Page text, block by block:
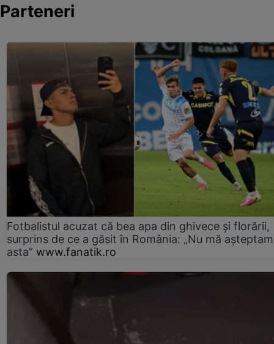
Parteneri
Fotbalistul acuzat că bea apa din ghivece și florării,
surprins de ce a găsit în România: „Nu mă
asta” www.fanatik.ro